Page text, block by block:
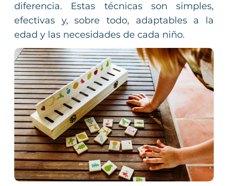
diferencia. Estas técnicas son simples,
efectivas y, sobre todo, adaptables a la
edad y las necesidades de cada niño.